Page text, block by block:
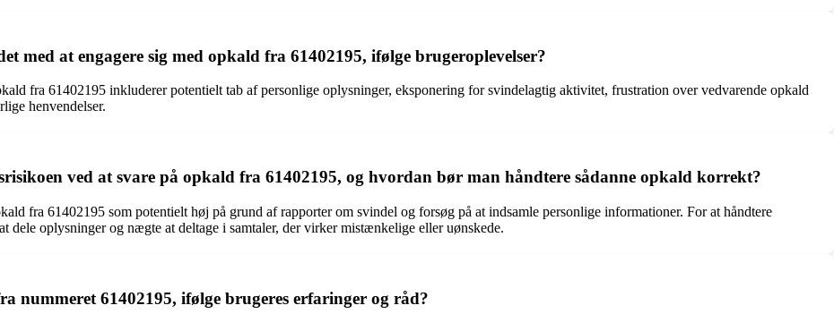
med at engagere sig med opkald fra 61402195, ifølge brugeroplevelser?
fra 61402195 inkluderer potentielt tab af personlige oplysninger, eksponering for svindelagtig aktivitet, frustration over vedvarende opkald
henvendelser.
ved at svare på opkald fra 61402195, og hvordan bør man håndtere sådanne opkald korrekt?
fra 61402195 som potentielt høj på grund af rapporter om svindel og forsøg på at indsamle personlige informationer. For at håndtere
dele oplysninger og nægte at deltage i samtaler, der virker mistænkelige eller uønskede.
nummeret 61402195, ifølge brugeres erfaringer og råd?